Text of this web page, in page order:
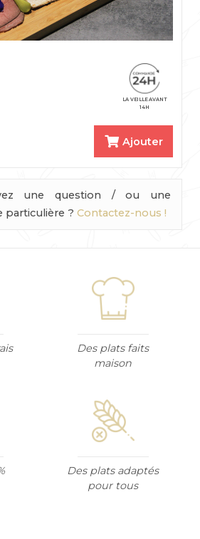
LA VEILLE AVANT
14H
Ajouter
une question / ou une
particulière ? Contactez-nous !
Des plats faits
maison
Des plats adaptés
pour tous